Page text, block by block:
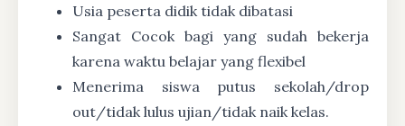
Usia peserta didik tidak dibatasi
Sangat Cocok bagi yang sudah bekerja
karena waktu belajar yang flexibel
Menerima siswa putus sekolah/drop
out/tidak lulus ujian/tidak naik kelas.